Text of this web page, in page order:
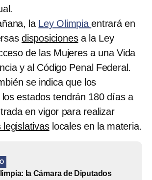
la Ley Olimpiaentrará en
disposicionesa la Ley
de las Mujeres a una Vida
y al Código Penal Federal.
se indica que los
estados tendrán 180 días a
en vigor para realizar
legislativaslocales en la materia.
la Cámara de Diputados